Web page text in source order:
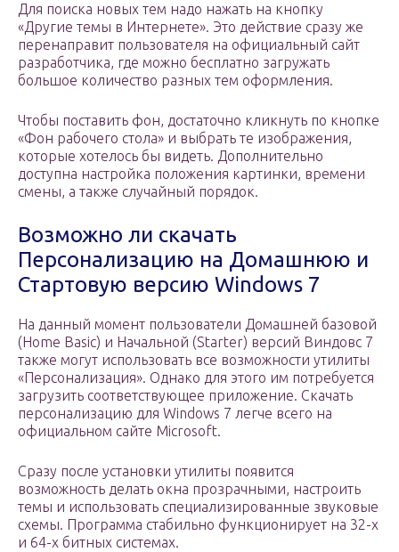
Для поиска новых тем надо нажать на кнопку
«Другие темы в Интернете». Это действие сразу же
перенаправит пользователя на официальный сайт
разработчика, где можно бесплатно загружать
большое количество разных тем оформления.
Чтобы поставить фон, достаточно кликнуть по кнопке
«Фон рабочего стола» и выбрать те изображения,
которые хотелось бы видеть. Дополнительно
доступна настройка положения картинки, времени
смены, а также случайный порядок.
Возможно ли скачать
Персонализацию на Домашнюю и
Стартовую версию Windows 7
На данный момент пользователи Домашней базовой
(Home Basic) и Начальной (Starter) версий Виндовс 7
также могут использовать все возможности утилиты
«Персонализация». Однако для этого им потребуется
загрузить соответствующее приложение. Скачать
персонализацию для Windows 7 легче всего на
официальном сайте Microsoft.
Сразу после установки утилиты появится
возможность делать окна прозрачными, настроить
темы и использовать специализированные звуковые
схемы. Программа стабильно функционирует на 32-х
и 64-х битных системах.